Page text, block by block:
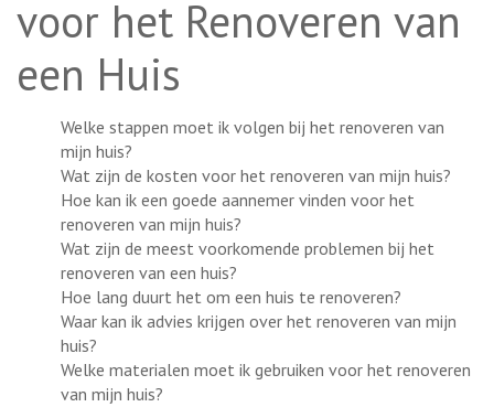
voor het Renoveren van
een Huis
Welke stappen moet ik volgen bij het renoveren van
mijn huis?
Wat zijn de kosten voor het renoveren van mijn huis?
Hoe kan ik een goede aannemer vinden voor het
renoveren van mijn huis?
Wat zijn de meest voorkomende problemen bij het
renoveren van een huis?
Hoe lang duurt het om een huis te renoveren?
Waar kan ik advies krijgen over het renoveren van mijn
huis?
Welke materialen moet ik gebruiken voor het renoveren
van mijn huis?